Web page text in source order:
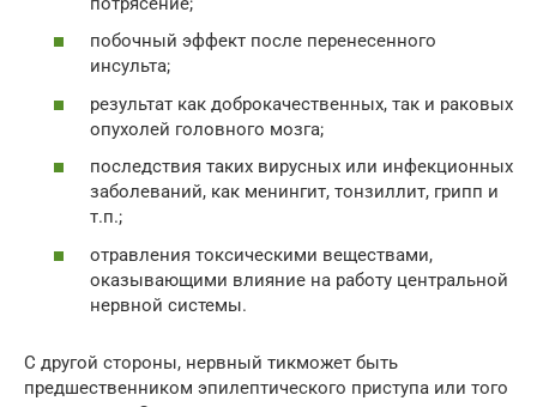
побочный эффект после перенесенного
инсульта;
результат как доброкачественных, так и раковых
опухолей головного мозга;
последствия таких вирусных или инфекционных
заболеваний, как менингит, тонзиллит, грипп и
т.п.;
отравления токсическими веществами,
оказывающими влияние на работу центральной
нервной системы.
С другой стороны, нервный тикможет быть
предшественником эпилептического приступа или того